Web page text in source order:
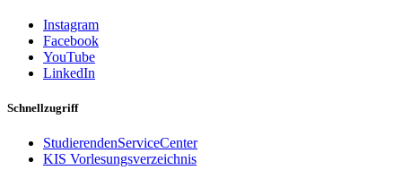
Instagram
Facebook
YouTube
LinkedIn
Schnellzugriff
StudierendenServiceCenter
KIS Vorlesungsverzeichnis